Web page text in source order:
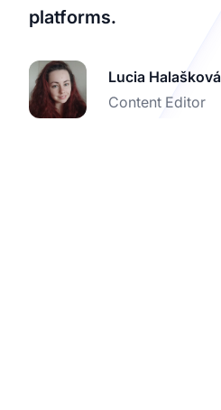
platforms.
Lucia Halašková
Content Editor